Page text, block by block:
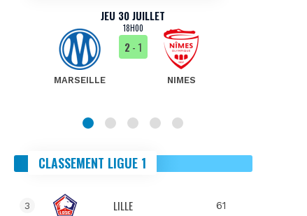
JEU 30 JUILLET
18H00
MARSEILLE
2- 1
NIMES
CLASSEMENT LIGUE 1
3 LILLE 61